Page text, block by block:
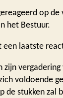
op
het Bestuur.
een laatste
zijn
voldoende
de stukken zal